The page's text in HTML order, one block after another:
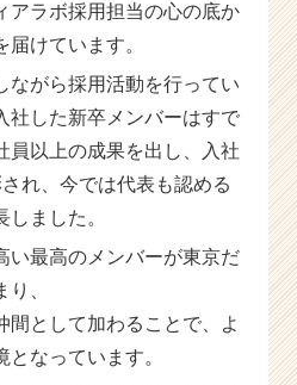
アラボ採用担当の心の底か
けています。
ながら採用活動を行ってい
社した新卒メンバーはすで
員以上の成果を出し、入社
れ、今では代表も認める
ました。
い最高のメンバーが東京だ
、
間として加わることで、よ
となっています。